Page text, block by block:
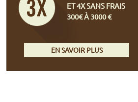
ET 4X SANS FRAIS
300€ À 3000 €
EN SAVOIR PLUS